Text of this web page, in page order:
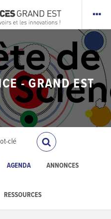
- GRAND EST
AGENDA ANNONCES
RESSOURCES